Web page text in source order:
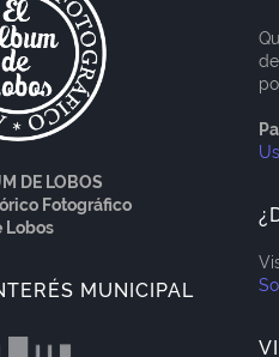
DE LOBOS
Fotográfico
Lobos
MUNICIPAL